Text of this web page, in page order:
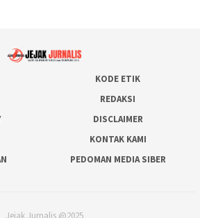
KODE ETIK
REDAKSI
DISCLAIMER
KONTAK KAMI
PEDOMAN MEDIA SIBER
Jejak Jurnalis @2025